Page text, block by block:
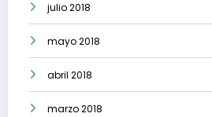
julio 2018
mayo 2018
abril 2018
marzo 2018